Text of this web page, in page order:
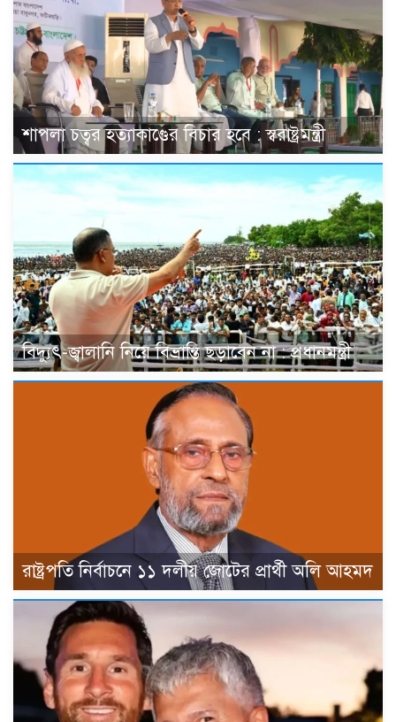
শাপলা চত্বর হত্যাকাণ্ডের বিচার হবে : স্বরাষ্ট্রমন্ত্রী
বিদ্যুৎ-জ্বালানি নিয়ে বিভ্রান্তি ছড়াবেন না : প্রধানমন্ত্রী
রাষ্ট্রপতি নির্বাচনে ১১ দলীয় জোটের প্রার্থী অলি আহমদ